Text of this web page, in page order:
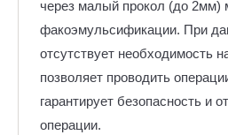
через малый прокол (до 2мм)
факоэмульсификации. При
отсутствует необходимость
позволяет проводить
гарантирует безопасность и
операции.